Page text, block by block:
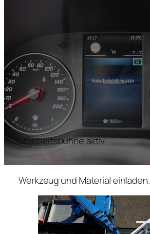
Hubarbeitsbühne aktiv
Werkzeug und Material einladen.